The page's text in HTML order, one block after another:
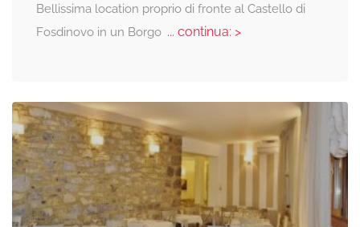
Bellissima location proprio di fronte al Castello di
Fosdinovo in un Borgo... continua: >